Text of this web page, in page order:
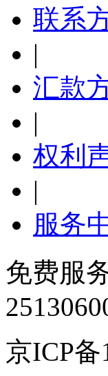
联系
|
汇款
|
权利
|
服务
免费服
京ICP备